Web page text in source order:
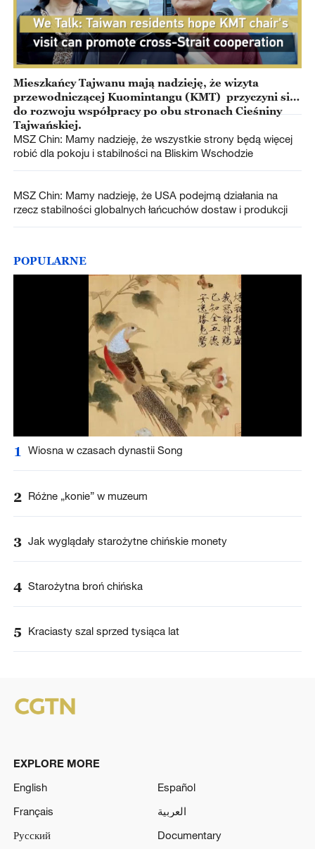
Mieszkańcy Tajwanu mają nadzieję, że wizyta
przewodniczącej Kuomintangu (KMT) przyczyni się
do rozwoju współpracy po obu stronach Cieśniny
Tajwańskiej.
MSZ Chin: Mamy nadzieję, że wszystkie strony będą więcej
robić dla pokoju i stabilności na Bliskim Wschodzie
MSZ Chin: Mamy nadzieję, że USA podejmą działania na
rzecz stabilności globalnych łańcuchów dostaw i produkcji
POPULARNE
1 Wiosna w czasach dynastii Song
2 Różne „konie” w muzeum
3 Jak wyglądały starożytne chińskie monety
4 Starożytna broń chińska
5 Kraciasty szal sprzed tysiąca lat
EXPLORE MORE
English
Español
Français
العربية
Русский
Documentary